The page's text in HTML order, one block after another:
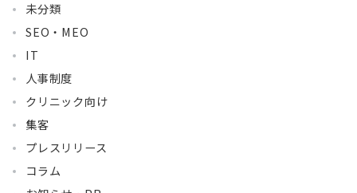
未分類
SEO・MEO
IT
人事制度
クリニック向け
集客
プレスリリース
コラム